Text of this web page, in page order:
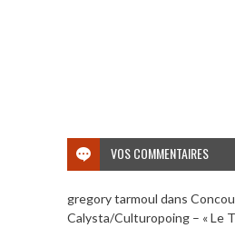
VOS COMMENTAIRES
gregory tarmoul dans
Calysta/Culturopoing – « Le